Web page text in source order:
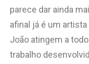
parece dar ainda
afinal já é um
João atingem a
trabalho